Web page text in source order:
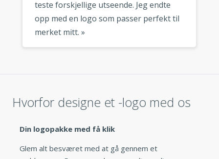
teste forskjellige utseende. Jeg endte
opp med en logo som passer perfekt til
merket mitt. »
Hvorfor designe et -logo med os
Din logopakke med få klik
Glem alt besværet med at gå gennem et